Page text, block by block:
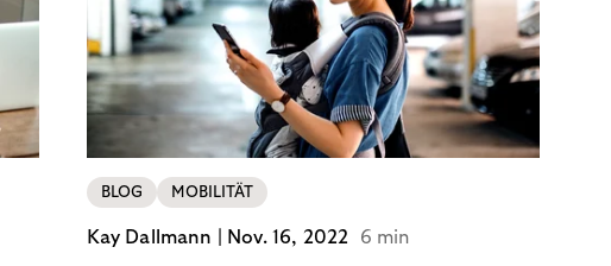
BLOG MOBILITÄT
Kay Dallmann | Nov. 16, 2022 6 min